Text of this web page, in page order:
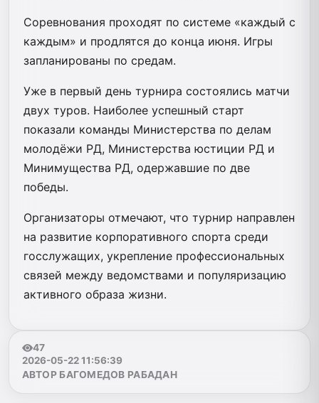
Соревнования проходят по системе «каждый с
каждым» и продлятся до конца июня. Игры
запланированы по средам.
Уже в первый день турнира состоялись матчи
двух туров. Наиболее успешный старт
показали команды Министерства по делам
молодёжи РД, Министерства юстиции РД и
Минимущества РД, одержавшие по две
победы.
Организаторы отмечают, что турнир направлен
на развитие корпоративного спорта среди
госслужащих, укрепление профессиональных
связей между ведомствами и популяризацию
активного образа жизни.
47
2026-05-22 11:56:39
АВТОР БАГОМЕДОВ РАБАДАН